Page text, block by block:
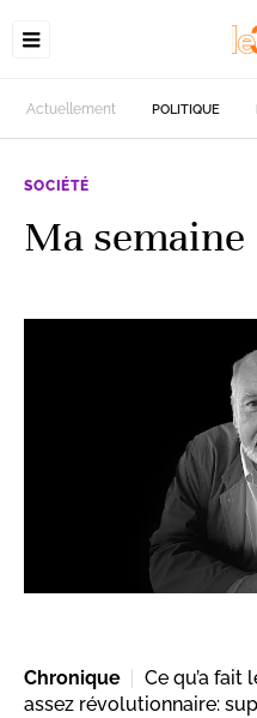
Actuellement POLITIQUE
SOCIÉTÉ
Ma semaine
Chronique
Ce qu’a fait
assez révolutionnaire: